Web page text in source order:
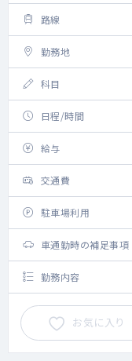
路線
勤務地
科目
日程/時間
給与
交通費
駐車場利用
車通勤時の補足事項
勤務内容
お気に入り